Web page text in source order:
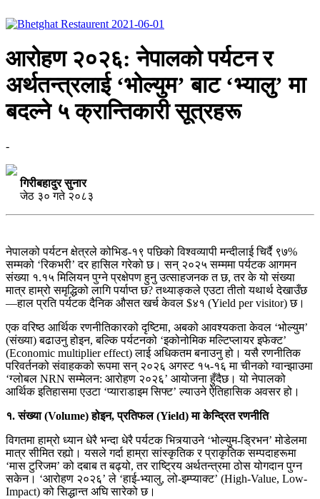
आरोहण २०२६: नेपालको पर्यटन र
अर्थतन्त्रलाई ‘भोल्युम’ बाट ‘भ्यालु’ मा
बदल्ने ५ क्रान्तिकारी सूत्रहरू
-
गिरीबहादुर सुनार
जेठ ३० गते २०८३
नेपालको पर्यटन क्षेत्रले कोभिड-१९ पछिको विश्वव्यापी मन्दीलाई चिर्दै ९७%
सम्मको ‘रिकभरी’ दर हासिल गरेको छ। सन् २०२५ सम्ममा पर्यटक आगमन
संख्या १.१५ मिलियन पुग्ने प्रक्षेपण हुनु उत्साहजनक त छ, तर के यो संख्या
मात्र हाम्रो समृद्धिको लागि पर्याप्त छ? तथ्याङ्कले एउटा तीतो यथार्थ देखाउँछ
—हाल प्रति पर्यटक दैनिक औसत खर्च केवल $४१ (Yield per visitor) छ।
एक वरिष्ठ आर्थिक रणनीतिकारको दृष्टिमा, अबको आवश्यकता केवल ‘भोल्युम’
(संख्या) बढाउनु होइन, बल्कि पर्यटनको ‘इकोनोमिक मल्टिप्लायर इफेक्ट’
(Economic multiplier effect) लाई अधिकतम बनाउनु हो। यसै रणनीतिक
परिवर्तनको संवाहकको रूपमा सन् २०२६ अगस्ट १५-१६ मा चीनको ग्वान्झाउमा
‘ग्लोबल NRN सम्मेलन: आरोहण २०२६’ आयोजना हुँदैछ। यो नेपालको
आर्थिक इतिहासमा एउटा ‘प्याराडाइम सिफ्ट’ ल्याउने ऐतिहासिक अवसर हो।
१. संख्या (Volume) होइन, प्रतिफल (Yield) मा केन्द्रित रणनीति
विगतमा हाम्रो ध्यान धेरै भन्दा धेरै पर्यटक भित्र्याउने ‘भोल्युम-ड्रिभन’ मोडेलमा
मात्र सीमित रह्यो। यसले गर्दा हाम्रा सांस्कृतिक र प्राकृतिक सम्पदाहरूमा
‘मास टुरिजम’ को दबाब त बढ्यो, तर राष्ट्रिय अर्थतन्त्रमा ठोस योगदान पुग्न
सकेन। ‘आरोहण २०२६’ ले ‘हाई-भ्यालु, लो-इम्प्याक्ट’ (High-Value, Low-
Impact) को सिद्धान्त अघि सारेको छ।